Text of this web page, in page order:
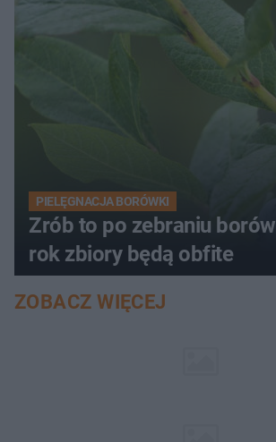
PIELĘGNACJA BORÓWKI
Zrób to po zebraniu
rok zbiory będą obfite
ZOBACZ WIĘCEJ